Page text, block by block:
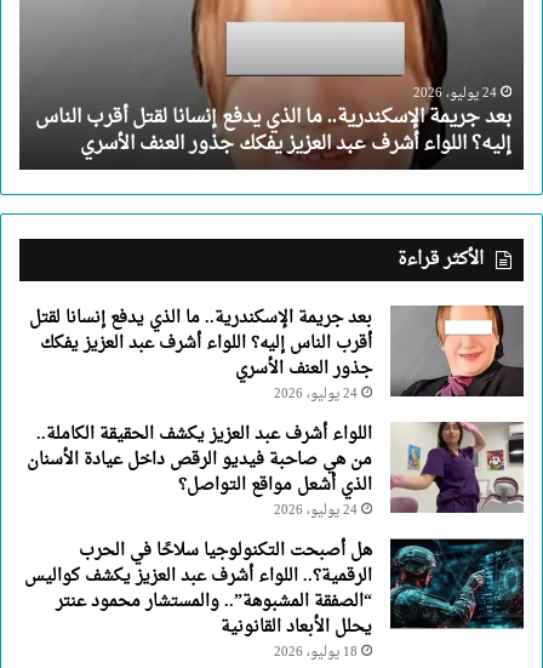
لقتل
أقرب
الناس
إليه؟
اللواء
أشرف
عبد
العزيز
جذور
العنف
الأسري
24 يوليو، 2026
بعد جريمة الإسكندرية.. ما الذي يدفع إنسانا لقتل أقرب الناس
إليه؟ اللواء أشرف عبد العزيز يفكك جذور العنف الأسري
الأكثر قراءة
بعد جريمة الإسكندرية.. ما الذي يدفع إنسانا لقتل
أقرب الناس إليه؟ اللواء أشرف عبد العزيز يفكك
جذور العنف الأسري
24 يوليو، 2026
اللواء أشرف عبد العزيز يكشف الحقيقة الكاملة..
من هي صاحبة فيديو الرقص داخل عيادة الأسنان
الذي أشعل مواقع التواصل؟
24 يوليو، 2026
هل أصبحت التكنولوجيا سلاحًا في الحرب
الرقمية؟.. اللواء أشرف عبد العزيز يكشف كواليس
“الصفقة المشبوهة”.. والمستشار محمود عنتر
يحلل الأبعاد القانونية
18 يوليو، 2026